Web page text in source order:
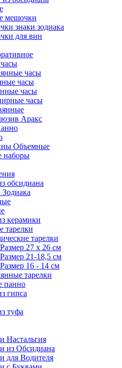
мешочки
знаки зодиака
для вин
часы
часы
часы
часы
Аракс
Объемные
наборы
обсидиана
Зодиака
керамики
тарелки
тарелки
Размер 27 х 26 см
Размер 21-18,5 см
Размер 16 - 14 см
тарелки
панно
гипса
туфа
Настальгия
из Обсидиана
для Водителя